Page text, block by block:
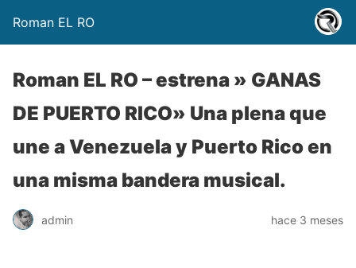
Roman EL RO
Roman EL RO – estrena » GANAS
DE PUERTO RICO» Una plena que
une a Venezuela y Puerto Rico en
una misma bandera musical.
admin hace 3 meses